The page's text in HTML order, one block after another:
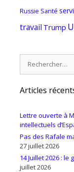
Russie Santé
travail Trump
Articles
Lettre ouverte à
intellectuels
Pas des Rafale
27 juillet 2026
14 Juillet 2026 :
juillet 2026